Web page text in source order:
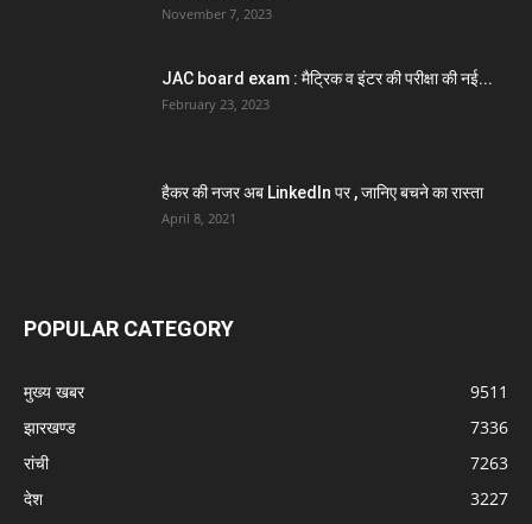
November 7, 2023
JAC board exam : मैट्रिक व इंटर की परीक्षा की नई...
February 23, 2023
हैकर की नजर अब LinkedIn पर , जानिए बचने का रास्ता
April 8, 2021
POPULAR CATEGORY
मुख्य खबर
9511
झारखण्ड
7336
रांची
7263
देश
3227